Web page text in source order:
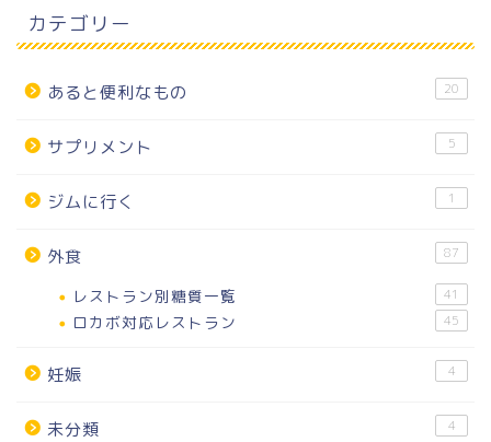
カテゴリー
あると便利なもの 20
サプリメント 5
ジムに行く 1
外食 87
レストラン別糖質一覧 41
ロカボ対応レストラン 45
妊娠 4
未分類 4